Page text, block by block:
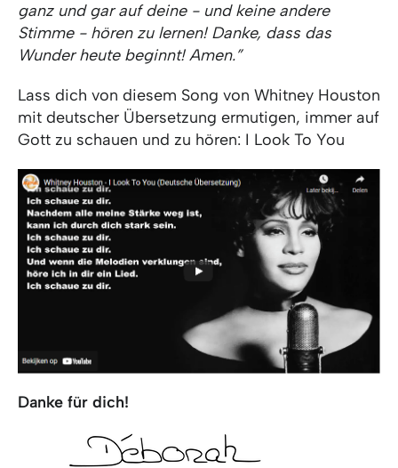
ganz und gar auf deine - und keine andere
Stimme - hören zu lernen! Danke, dass das
Wunder heute beginnt! Amen.”
Lass dich von diesem Song von Whitney Houston
mit deutscher Übersetzung ermutigen, immer auf
Gott zu schauen und zu hören: I Look To You
Danke für dich!